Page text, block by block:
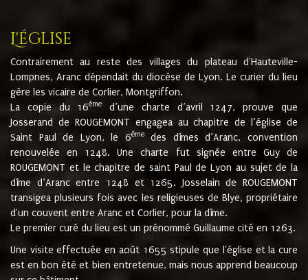
L'église
Contrairement au reste des villages du plateau d'Hauteville-
Lompnes, Aranc dépendait du diocèse de Lyon. Le curier du lieu
gère les vicaire de Corlier, Montgriffon.
La copie du 16ème
d’une charte d’avril 1247, prouve que
Josserand de ROUGEMONT engagea au chapitre de l’église de
Saint Paul de Lyon, le 6èmedes dîmes d’Aranc, convention
renouvelée en 1248. Une charte fut signée entre Guy de
ROUGEMONT et le chapitre de saint Paul de Lyon au sujet de la
dîme d’Aranc entre 1248 et 1265. Josselain de ROUGEMONT
transigea plusieurs fois avec les religieuses de Blye, propriétaire
d'un couvent entre Aranc et Corlier, pour la dîme.
Le premier curé du lieu est un prénommé Guillaume cité en 1263.
Une visite effectuée en août 1655 stipule que l'église et la cure
est en bon été et bien entretenue, mais nous apprend beaucoup